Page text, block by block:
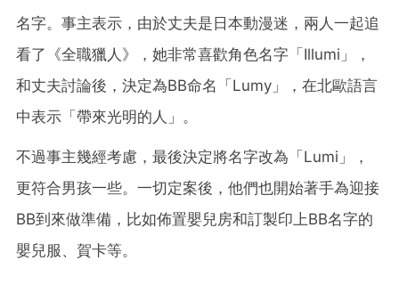
名字。事主表示，由於丈夫是日本動漫迷，兩人一起追
看了《全職獵人》，她非常喜歡角色名字「Illumi」，
和丈夫討論後，決定為BB命名「Lumy」，在北歐語言
中表示「帶來光明的人」。
不過事主幾經考慮，最後決定將名字改為「Lumi」，
更符合男孩一些。一切定案後，他們也開始著手為迎接
BB到來做準備，比如佈置嬰兒房和訂製印上BB名字的
嬰兒服、賀卡等。